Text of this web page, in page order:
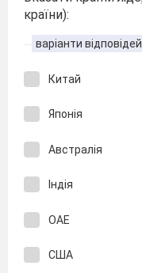
країни):
варіанти відповідей
Китай
Японія
Австралія
Індія
ОАЕ
США